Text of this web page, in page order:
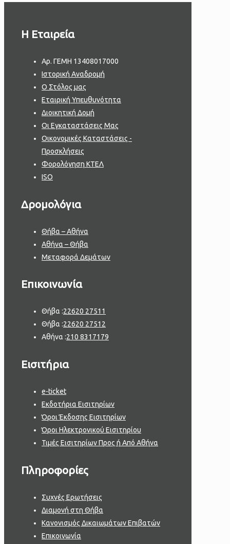
H Εταιρεία
Aρ. ΓΕΜΗ 13408017000
Ιστορική Αναδρομή
Ο Στόλος μας
Εταιρική Υπευθυνότητα
Διοικητική Δομή
Οι Εγκαταστάσεις Μας
Οικονομικές Καταστάσεις -
Προσκλήσεις
Φορολόγηση ΚΤΕΛ
ISO
Δρομολόγια
Θήβα – Αθήνα
Αθήνα – Θήβα
Μεταφορά Δεμάτων
Επικοινωνία
Θήβα :22620 27511
Θήβα :22620 27512
Αθήνα :210 8317179
Εισιτήρια
e-ticket
Εκδοτήρια Εισιτηρίων
Όροι Έκδοσης Εισιτηρίων
Όροι Ηλεκτρονικού Εισιτηρίου
Τιμές Εισιτηρίων Προς ή Από Αθήνα
Πληροφορίες
Συχνές Ερωτήσεις
Διαμονή στη Θήβα
Κανονισμός Δικαιωμάτων Επιβατών
Επικοινωνία